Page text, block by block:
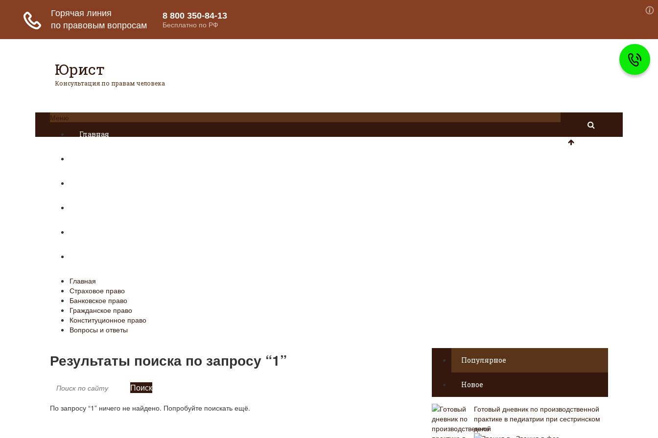
Юрист
Консультация по правам человека
Меню
Главная
Главная
Страховое право
Банковское право
Гражданское право
Конституционное право
Вопросы и ответы
Результаты поиска по запросу “1”
Поиск
По запросу “1” ничего не найдено. Попробуйте поискать ещё.
Популярное
Новое
Готовый дневник по производственной
практике в педиатрии при сестринском
деле